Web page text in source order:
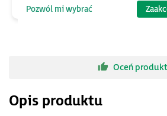
miesięcy gwarancji.
Oceń produkt
Opis produktu
Pozwól mi wybrać